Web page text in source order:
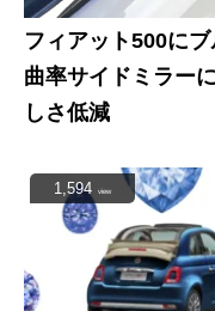
フィアット500に
曲率サイドミラー
しさ低減
1,594 view